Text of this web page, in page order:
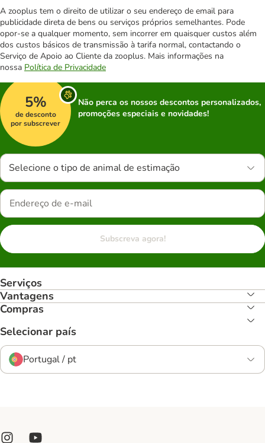
A zooplus tem o direito de utilizar o seu endereço de email para
publicidade direta de bens ou serviços próprios semelhantes. Pode
opor-se a qualquer momento, sem incorrer em quaisquer custos além
dos custos básicos de transmissão à tarifa normal, contactando o
Serviço de Apoio ao Cliente da zooplus. Mais informações na
nossa Política de Privacidade
5%
de desconto
por subscrever
Não perca os nossos descontos personalizados,
promoções especiais e novidades!
Selecione o tipo de animal de estimação
Subscreva agora!
Serviços
Vantagens
Compras
Selecionar país
Portugal / pt